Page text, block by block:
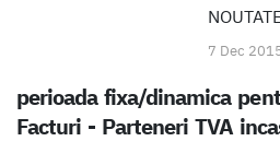
7 Dec
perioada fixa/dinamica
Facturi - Parteneri TVA